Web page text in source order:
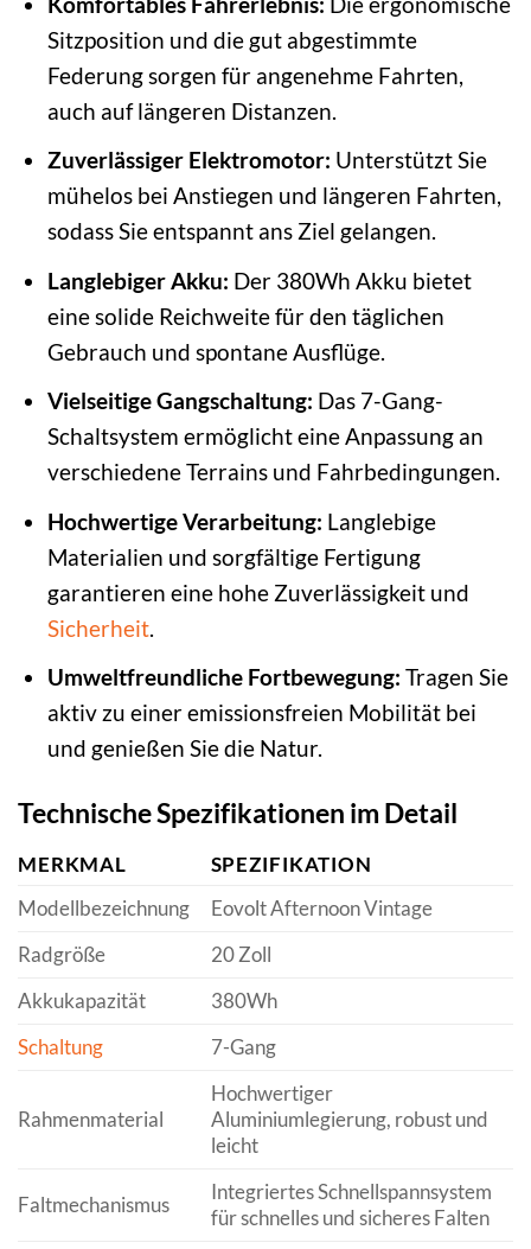
Sitzposition und die gut abgestimmte
Federung sorgen für angenehme Fahrten,
auch auf längeren Distanzen.
Zuverlässiger Elektromotor: Unterstützt Sie
mühelos bei Anstiegen und längeren Fahrten,
sodass Sie entspannt ans Ziel gelangen.
Langlebiger Akku: Der 380Wh Akku bietet
eine solide Reichweite für den täglichen
Gebrauch und spontane Ausflüge.
Vielseitige Gangschaltung: Das 7-Gang-
Schaltsystem ermöglicht eine Anpassung an
verschiedene Terrains und Fahrbedingungen.
Hochwertige Verarbeitung: Langlebige
Materialien und sorgfältige Fertigung
garantieren eine hohe Zuverlässigkeit und
Sicherheit.
Umweltfreundliche Fortbewegung: Tragen Sie
aktiv zu einer emissionsfreien Mobilität bei
und genießen Sie die Natur.
Technische Spezifikationen im Detail
MERKMAL
SPEZIFIKATION
Modellbezeichnung
Eovolt Afternoon Vintage
Radgröße
20 Zoll
Akkukapazität
380Wh
Schaltung
7-Gang
Rahmenmaterial
Hochwertiger
Aluminiumlegierung, robust und
leicht
Faltmechanismus
Integriertes Schnellspannsystem
für schnelles und sicheres Falten